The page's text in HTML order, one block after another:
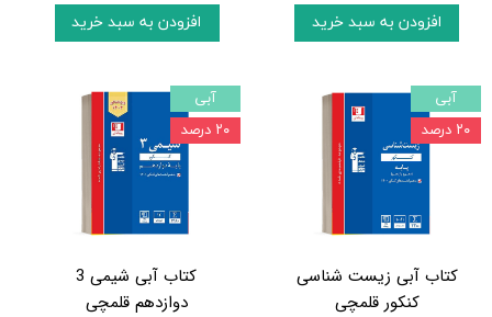
افزودن به سبد خرید افزودن به سبد خرید
کتاب آبی زیست شناسی
کنکور قلمچی
آبی
۲۰ درصد
کتاب آبی شیمی 3
دوازدهم قلمچی
آبی
۲۰ درصد